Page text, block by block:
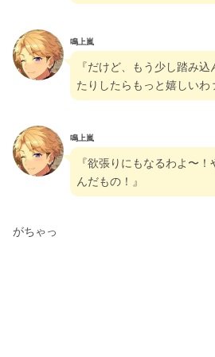
鳴上嵐
『だけど、もう少し踏み
たりしたらもっと嬉しいわ
鳴上嵐
『欲張りにもなるわよ〜
んだもの！』
がちゃっ